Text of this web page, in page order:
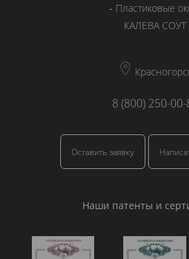
- Пластиковые
КАЛЕВА СОУТ
8 (800) 250-00-
Оставить заявку
Наши патенты и